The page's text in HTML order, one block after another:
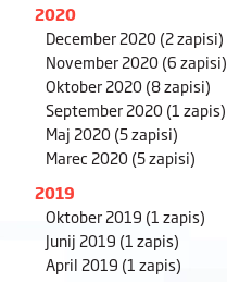
2020
December 2020(2 zapisi)
November 2020(6 zapisi)
Oktober 2020(8 zapisi)
September 2020(1 zapis)
Maj 2020(5 zapisi)
Marec 2020(5 zapisi)
2019
Oktober 2019 (1 zapis)
Junij 2019 (1 zapis)
April 2019 (1 zapis)